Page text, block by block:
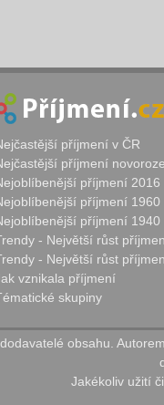
příjmení v ČR
příjmení
příjmení 2016
příjmení 1960
příjmení 1940
- Největší růst
- Největší růst
vznikala příjmení
skupiny
obsahu.
Jakékoliv užití